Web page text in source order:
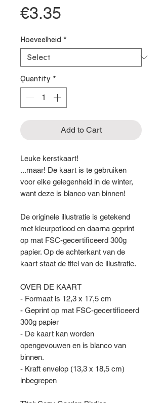
€3.35
Hoeveelheid *
Quantity *
Add to Cart
Leuke kerstkaart!
...maar! De kaart is te gebruiken
voor elke gelegenheid in de winter,
want deze is blanco van binnen!
De originele illustratie is getekend
met kleurpotlood en daarna geprint
op mat FSC-gecertificeerd 300g
papier. Op de achterkant van de
kaart staat de titel van de illustratie.
OVER DE KAART
- Formaat is 12,3 x 17,5 cm
- Geprint op mat FSC-gecertificeerd
300g papier
- De kaart kan worden
opengevouwen en is blanco van
binnen.
- Kraft envelop (13,3 x 18,5 cm)
inbegrepen